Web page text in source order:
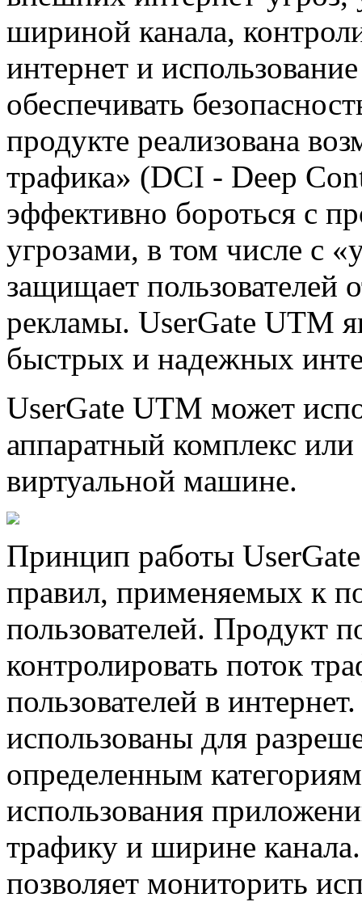
шириной канала,
интернет и
обеспечивать
продукте реализована
трафика» (DCI - Deep
эффективно бороться с
угрозами, в том числе с
защищает пользователей
рекламы. UserGate UTM
быстрых и надежных
UserGate UTM может
аппаратный комплекс
виртуальной машине.
Принцип работы
правил, применяемых к
пользователей. Продукт
контролировать поток
пользователей в
использованы для
определенным
использования
трафику и ширине
позволяет мониторить